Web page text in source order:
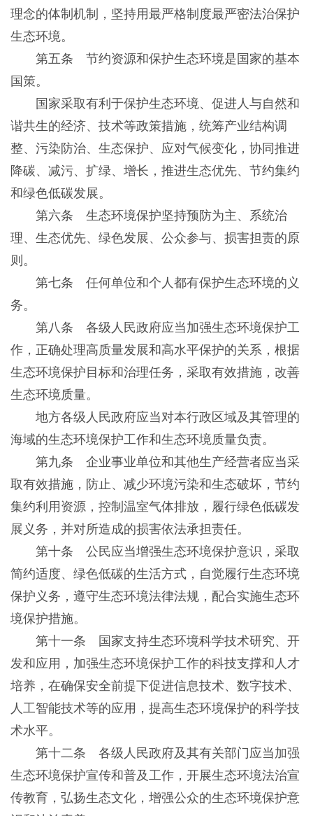
理念的体制机制，坚持用最严格制度最严密法治保护
生态环境。
第五条 节约资源和保护生态环境是国家的基本
国策。
国家采取有利于保护生态环境、促进人与自然和
谐共生的经济、技术等政策措施，统筹产业结构调
整、污染防治、生态保护、应对气候变化，协同推进
降碳、减污、扩绿、增长，推进生态优先、节约集约
和绿色低碳发展。
第六条 生态环境保护坚持预防为主、系统治
理、生态优先、绿色发展、公众参与、损害担责的原
则。
第七条 任何单位和个人都有保护生态环境的义
务。
第八条 各级人民政府应当加强生态环境保护工
作，正确处理高质量发展和高水平保护的关系，根据
生态环境保护目标和治理任务，采取有效措施，改善
生态环境质量。
地方各级人民政府应当对本行政区域及其管理的
海域的生态环境保护工作和生态环境质量负责。
第九条 企业事业单位和其他生产经营者应当采
取有效措施，防止、减少环境污染和生态破坏，节约
集约利用资源，控制温室气体排放，履行绿色低碳发
展义务，并对所造成的损害依法承担责任。
第十条 公民应当增强生态环境保护意识，采取
简约适度、绿色低碳的生活方式，自觉履行生态环境
保护义务，遵守生态环境法律法规，配合实施生态环
境保护措施。
第十一条 国家支持生态环境科学技术研究、开
发和应用，加强生态环境保护工作的科技支撑和人才
培养，在确保安全前提下促进信息技术、数字技术、
人工智能技术等的应用，提高生态环境保护的科学技
术水平。
第十二条 各级人民政府及其有关部门应当加强
生态环境保护宣传和普及工作，开展生态环境法治宣
传教育，弘扬生态文化，增强公众的生态环境保护意